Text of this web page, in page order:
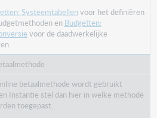
Systeemtabellenvoor het definiëren
en Budgetten:
voor de daadwerkelijke
betaalmethode wordt gebruikt
Instantie stel dan hier in welke methode
toegepast.